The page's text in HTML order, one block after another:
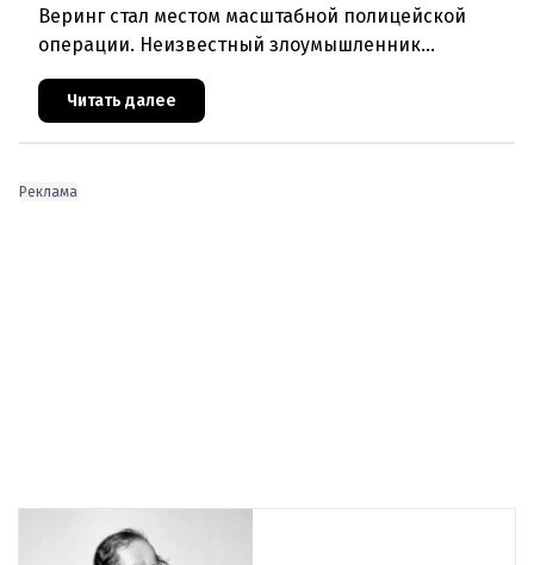
Веринг стал местом масштабной полицейской
операции. Неизвестный злоумышленник
знаменитого аукционного дома Dorotheu
Читать далее
Реклама